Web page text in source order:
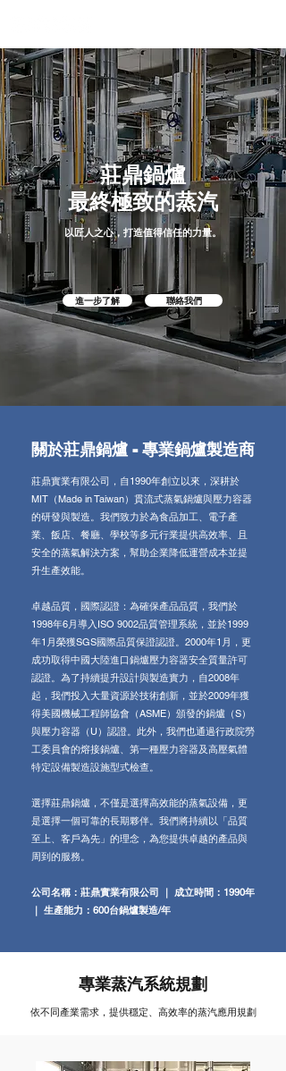
進一步了解
​莊鼎鍋爐
最終極致的蒸汽
以匠人之心，打造值得信任的力量。
聯絡我們
關於莊鼎鍋爐 - 專業鍋爐製造商
莊鼎實業有限公司，自1990年創立以來，深耕於
MIT（Made in Taiwan）貫流式蒸氣鍋爐與壓力容器
的研發與製造。我們致力於為食品加工、電子產
業、飯店、餐廳、學校等多元行業提供高效率、且
安全的蒸氣解決方案，幫助企業降低運營成本並提
升生產效能。
卓越品質，國際認證：為確保產品品質，我們於
1998年6月導入ISO 9002品質管理系統，並於1999
年1月榮獲SGS國際品質保證認證。2000年1月，更
成功取得中國大陸進口鍋爐壓力容器安全質量許可
認證。為了持續提升設計與製造實力，自2008年
起，我們投入大量資源於技術創新，並於2009年獲
得美國機械工程師協會（ASME）頒發的鍋爐（S）
與壓力容器（U）認證。此外，我們也通過行政院勞
工委員會的熔接鍋爐、第一種壓力容器及高壓氣體
特定設備製造設施型式檢查。
選擇莊鼎鍋爐，不僅是選擇高效能的蒸氣設備，更
是選擇一個可靠的長期夥伴。我們將持續以「品質
至上、客戶為先」的理念，為您提供卓越的產品與
周到的服務。
公司名稱：莊鼎實業有限公司 ｜ 成立時間：1990年
｜ 生產能力：600台鍋爐製造/年
專業蒸汽系統規劃
依不同產業需求，提供穩定、高效率的蒸汽應用規劃